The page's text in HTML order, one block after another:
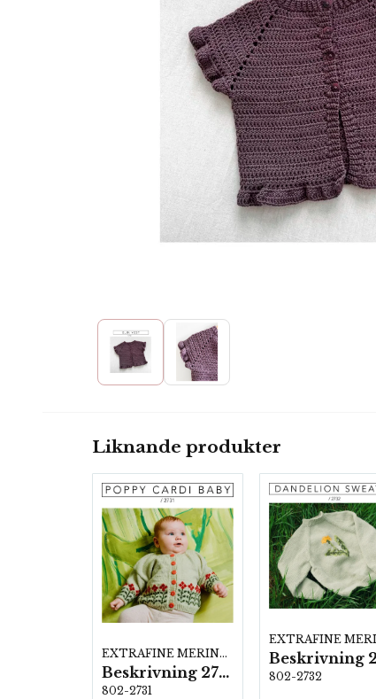
Liknande produkter
EXTRAFINE MERINO 150
Beskrivning 2731
802-2731
802-2732